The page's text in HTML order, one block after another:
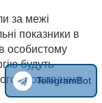
за межі
показники в
особистому
будуть
споживання
TelegramBot